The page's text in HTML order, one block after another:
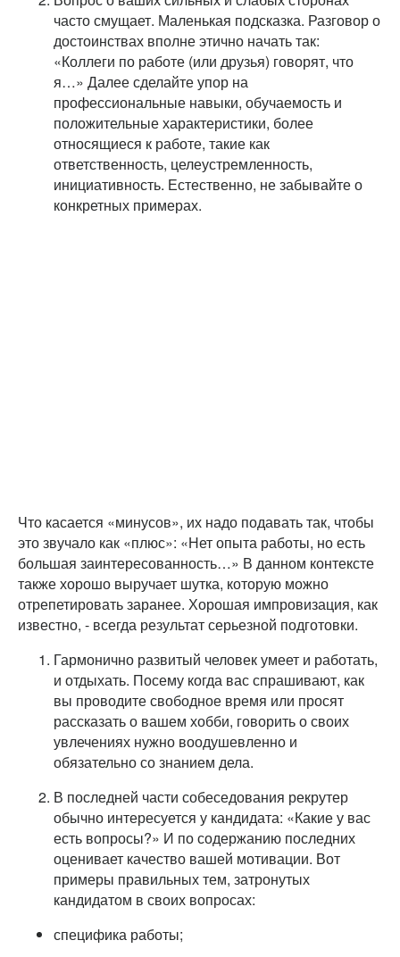
часто смущает. Маленькая подсказка. Разговор о
достоинствах вполне этично начать так:
«Коллеги по работе (или друзья) говорят, что
я…» Далее сделайте упор на
профессиональные навыки, обучаемость и
положительные характеристики, более
относящиеся к работе, такие как
ответственность, целеустремленность,
инициативность. Естественно, не забывайте о
конкретных примерах.
Что касается «минусов», их надо подавать так, чтобы
это звучало как «плюс»: «Нет опыта работы, но есть
большая заинтересованность…» В данном контексте
также хорошо выручает шутка, которую можно
отрепетировать заранее. Хорошая импровизация, как
известно, - всегда результат серьезной подготовки.
Гармонично развитый человек умеет и работать,
и отдыхать. Посему когда вас спрашивают, как
вы проводите свободное время или просят
рассказать о вашем хобби, говорить о своих
увлечениях нужно воодушевленно и
обязательно со знанием дела.
В последней части собеседования рекрутер
обычно интересуется у кандидата: «Какие у вас
есть вопросы?» И по содержанию последних
оценивает качество вашей мотивации. Вот
примеры правильных тем, затронутых
кандидатом в своих вопросах:
специфика работы;